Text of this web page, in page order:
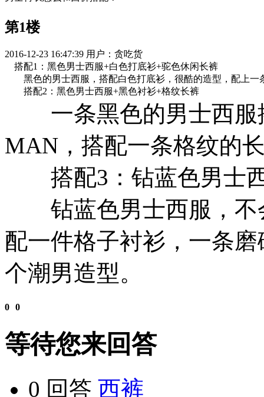
第1楼
2016-12-23 16:47:39 用户：贪吃货
搭配1：黑色男士西服+白色打底衫+驼色休闲长裤
黑色的男士西服，搭配白色打底衫，很酷的造型，配上一
搭配2：黑色男士西服+黑色衬衫+格纹长裤
一条黑色的男士西服
MAN，搭配一条格纹的
搭配3：钻蓝色男士西
钻蓝色男士西服，不
配一件格子衬衫，一条
个潮男造型。
0 0
等待您来回答
0 回答 西裤